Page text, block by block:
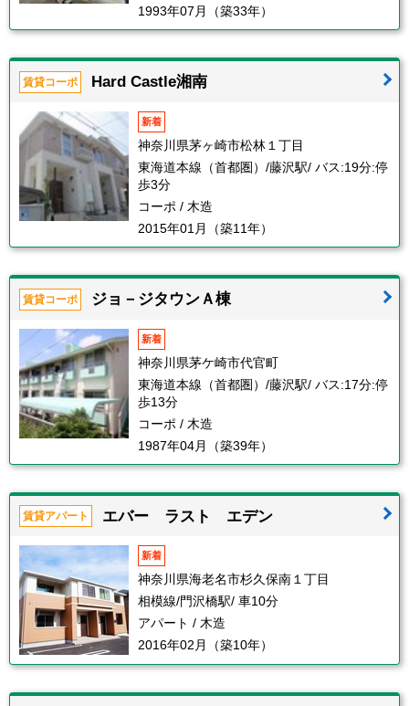
1993年07月（築33年）
賃貸コーポ Hard Castle湘南
新着
神奈川県茅ヶ崎市松林１丁目
東海道本線（首都圏）/藤沢駅/ バス:19分:停
歩3分
コーポ / 木造
2015年01月（築11年）
賃貸コーポ ジョ－ジタウンＡ棟
新着
神奈川県茅ケ崎市代官町
東海道本線（首都圏）/藤沢駅/ バス:17分:停
歩13分
コーポ / 木造
1987年04月（築39年）
賃貸アパート エバー ラスト エデン
新着
神奈川県海老名市杉久保南１丁目
相模線/門沢橋駅/ 車10分
アパート / 木造
2016年02月（築10年）